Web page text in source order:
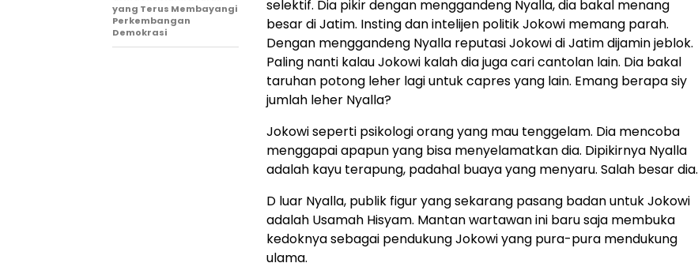
selektif. Dia pikir dengan menggandeng Nyalla, dia bakal menang
besar di Jatim. Insting dan intelijen politik Jokowi memang parah.
Dengan menggandeng Nyalla reputasi Jokowi di Jatim dijamin jeblok.
Paling nanti kalau Jokowi kalah dia juga cari cantolan lain. Dia bakal
taruhan potong leher lagi untuk capres yang lain. Emang berapa siy
jumlah leher Nyalla?
Jokowi seperti psikologi orang yang mau tenggelam. Dia mencoba
menggapai apapun yang bisa menyelamatkan dia. Dipikirnya Nyalla
adalah kayu terapung, padahal buaya yang menyaru. Salah besar dia.
D luar Nyalla, publik figur yang sekarang pasang badan untuk Jokowi
adalah Usamah Hisyam. Mantan wartawan ini baru saja membuka
kedoknya sebagai pendukung Jokowi yang pura-pura mendukung
ulama.
yang Terus Membayangi
Perkembangan
Demokrasi